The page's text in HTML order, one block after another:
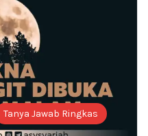
Tanya Jawab Ringkas